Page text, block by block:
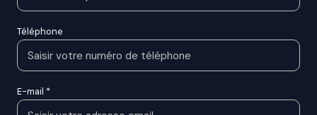
Téléphone
E-mail *